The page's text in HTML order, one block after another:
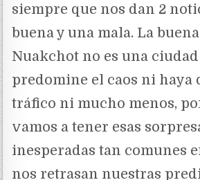
siempre que nos dan 2
buena y una mala. La
Nuakchot no es una
predomine el caos ni haya
tráfico ni mucho menos,
vamos a tener esas
inesperadas tan comunes
nos retrasan nuestras